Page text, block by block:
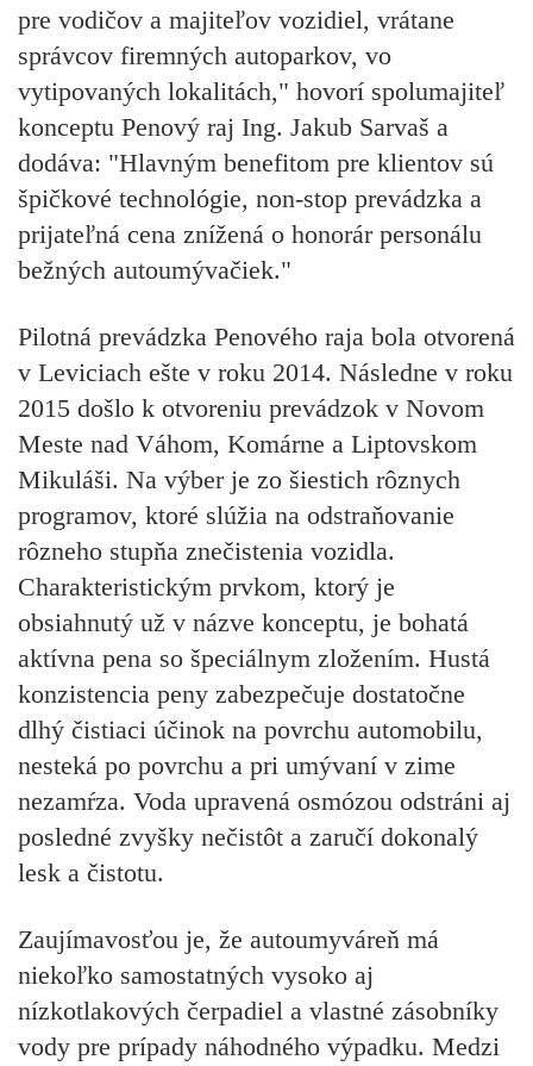
pre vodičov a majiteľov vozidiel, vrátane
správcov firemných autoparkov, vo
vytipovaných lokalitách," hovorí spolumajiteľ
konceptu Penový raj Ing. Jakub Sarvaš a
dodáva: "Hlavným benefitom pre klientov sú
špičkové technológie, non-stop prevádzka a
prijateľná cena znížená o honorár personálu
bežných autoumývačiek."
Pilotná prevádzka Penového raja bola otvorená
v Leviciach ešte v roku 2014. Následne v roku
2015 došlo k otvoreniu prevádzok v Novom
Meste nad Váhom, Komárne a Liptovskom
Mikuláši. Na výber je zo šiestich rôznych
programov, ktoré slúžia na odstraňovanie
rôzneho stupňa znečistenia vozidla.
Charakteristickým prvkom, ktorý je
obsiahnutý už v názve konceptu, je bohatá
aktívna pena so špeciálnym zložením. Hustá
konzistencia peny zabezpečuje dostatočne
dlhý čistiaci účinok na povrchu automobilu,
nesteká po povrchu a pri umývaní v zime
nezamŕza. Voda upravená osmózou odstráni aj
posledné zvyšky nečistôt a zaručí dokonalý
lesk a čistotu.
Zaujímavosťou je, že autoumyváreň má
niekoľko samostatných vysoko aj
nízkotlakových čerpadiel a vlastné zásobníky
vody pre prípady náhodného výpadku. Medzi